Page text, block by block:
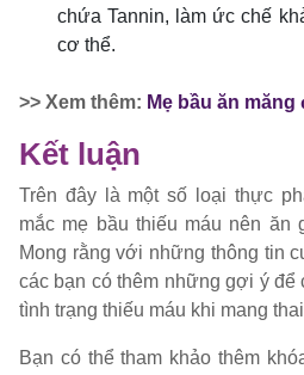
chứa Tannin, làm ức chế
cơ thể.
>> Xem thêm: Mẹ bầu ăn
Kết luận
Trên đây là một số loại thực
mắc mẹ bầu thiếu máu nên ăn
Mong rằng với những thông tin
các bạn có thêm những gợi ý để
tình trạng thiếu máu khi mang thai
Bạn có thể tham khảo thêm